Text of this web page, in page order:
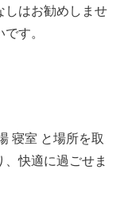
しはお勧めしませ
す。
寝室 と場所を取
快適に過ごせま